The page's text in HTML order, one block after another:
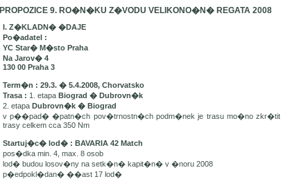
PROPOZICE 9. RO�N�KU Z�VODU VELIKONO�N� REGATA 2008
I. Z�KLADN� �DAJE
Po�adatel :
YC Star� M�sto Praha
Na Jarov� 4
130 00 Praha 3
Term�n : 29.3. � 5.4.2008, Chorvatsko
Trasa : 1. etapa Biograd � Dubrovn�k
2. etapa Dubrovn�k � Biograd
v p��pad� �patn�ch pov�trnostn�ch podm�nek je trasu mo�no
trasy celkem cca 350 Nm
Startuj�c� lod� : BAVARIA 42 Match
pos�dka min. 4, max. 8 osob
lod� budou losov�ny na setk�n� kapit�n� v �noru 2008
p�edpokl�dan� ��ast 17 lod�